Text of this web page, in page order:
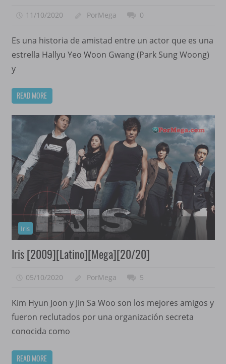
11/10/2020 PorMega 0
Es una historia de amistad entre un actor que es una
estrella Hallyu Yeo Woon Gwang (Park Sung Woong)
y
READ MORE
Iris
Iris [2009][Latino][Mega][20/20]
05/10/2020 PorMega 5
Kim Hyun Joon y Jin Sa Woo son los mejores amigos y
fueron reclutados por una organización secreta
conocida como
READ MORE